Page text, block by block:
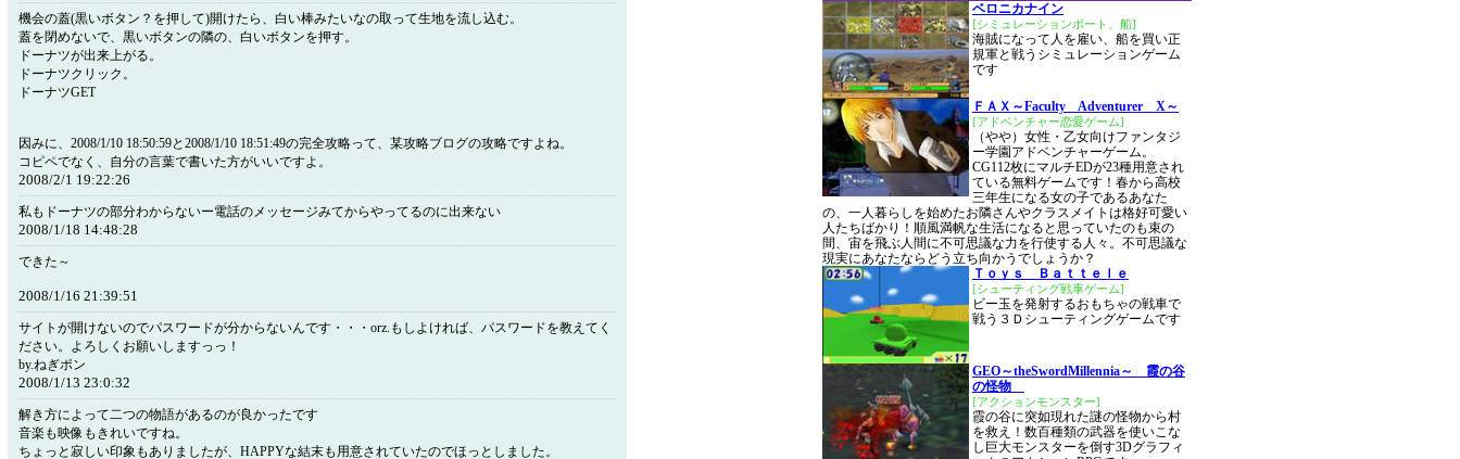
機会の蓋(黒いボタン？を押して)開けたら、白い棒みたいなの取って生地を流し込む。
蓋を閉めないで、黒いボタンの隣の、白いボタンを押す。
ドーナツが出来上がる。
ドーナツクリック。
ドーナツGET
因みに、2008/1/10 18:50:59と2008/1/10 18:51:49の完全攻略って、某攻略ブログの攻略ですよね。
コピペでなく、自分の言葉で書いた方がいいですよ。
2008/2/1 19:22:26
私もドーナツの部分わからないー電話のメッセージみてからやってるのに出来ない
2008/1/18 14:48:28
できた～
2008/1/16 21:39:51
サイトが開けないのでパスワードが分からないんです・・・orz.もしよければ、パスワードを教えてく
ださい。よろしくお願いしますっっ！
by.ねぎポン
2008/1/13 23:0:32
解き方によって二つの物語があるのが良かったです
音楽も映像もきれいですね。
ちょっと寂しい印象もありましたが、HAPPYな結末も用意されていたのでほっとしました。
ベロニカナイン
[シミュレーションボート、船]
海賊になって人を雇い、船を買い正
規軍と戦うシミュレーションゲーム
です
ＦＡＸ～Faculty Adventurer X～
[アドベンチャー恋愛ゲーム]
（やや）女性・乙女向けファンタジ
ー学園アドベンチャーゲーム。
CG112枚にマルチEDが23種用意され
ている無料ゲームです！春から高校
三年生になる女の子であるあなた
の、一人暮らしを始めたお隣さんやクラスメイトは格好可愛い
人たちばかり！順風満帆な生活になると思っていたのも束の
間、宙を飛ぶ人間に不可思議な力を行使する人々。不可思議な
現実にあなたならどう立ち向かうでしょうか？
Ｔｏｙｓ Ｂａｔｔｅｌｅ
[シューティング戦車ゲーム]
ビー玉を発射するおもちゃの戦車で
戦う３Ｄシューティングゲームです
GEO～theSwordMillennia～ 霞の谷
の怪物
[アクションモンスター]
霞の谷に突如現れた謎の怪物から村
を救え！数百種類の武器を使いこな
し巨大モンスターを倒す3Dグラフィ